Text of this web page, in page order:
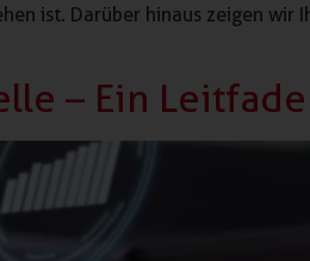
ist. Darüber hinaus zeigen wir
– Ein